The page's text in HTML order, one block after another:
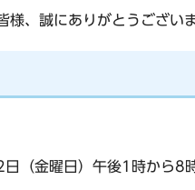
様、誠にありがとうござい
（金曜日）午後1時から8